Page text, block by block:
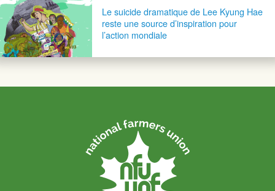
Le suicide dramatique de Lee Kyung Hae
reste une source d’inspiration pour
l’action mondiale